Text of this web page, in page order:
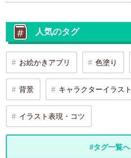
人気のタグ
お絵かきアプリ 色塗り
背景 キャラクターイラスト
イラスト表現・コツ
#タグ一覧へ